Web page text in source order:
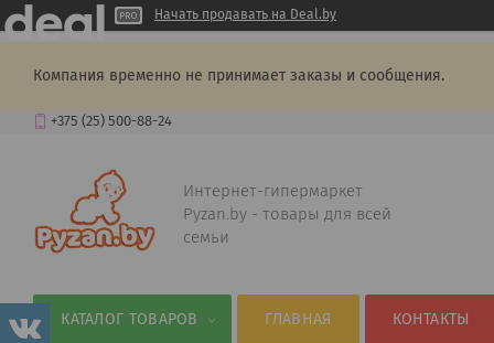
Начать продавать на Deal.by
Компания временно не принимает заказы и сообщения.
+375 (25) 500-88-24
Интернет-гипермаркет
Pyzan.by - товары для всей
семьи
КАТАЛОГ ТОВАРОВ ГЛАВНАЯ КОНТАКТЫ